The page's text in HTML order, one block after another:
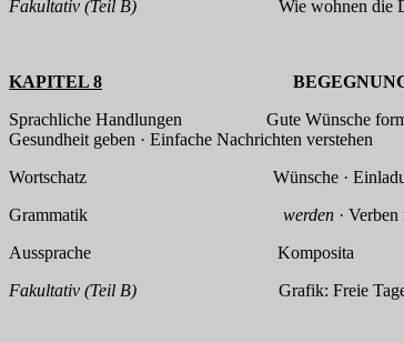
Fakultativ (Teil B) Wie wohnen die
KAPITEL 8 BEGEGNUNGEN
Sprachliche Handlungen Gute Wünsche
Gesundheit geben · Einfache Nachrichten verstehen
Wortschatz Wünsche · Einladung ·
Grammatik werden ·
Aussprache Komposita
Fakultativ (Teil B) Grafik: Freie Tage in der EU